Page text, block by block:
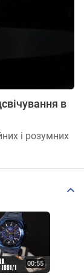
в
і розумних